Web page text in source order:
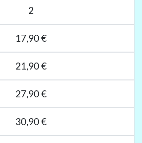
2
17,90 €
21,90 €
27,90 €
30,90 €